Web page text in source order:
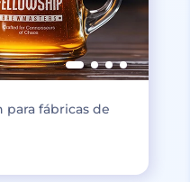
fábricas de